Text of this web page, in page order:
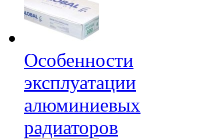
Особенности
эксплуатации
алюминиевых
радиаторов